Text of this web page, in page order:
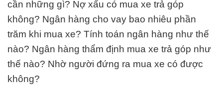
cần những gì? Nợ xấu có mua xe trả góp
không? Ngân hàng cho vay bao nhiêu phần
trăm khi mua xe? Tính toán ngân hàng như thế
nào? Ngân hàng thẩm định mua xe trả góp như
thế nào? Nhờ người đứng ra mua xe có được
không?